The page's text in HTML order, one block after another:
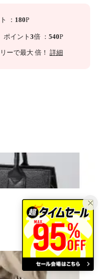
： 180P
ポイント 3倍 ： 540P
リーで最大 倍！ 詳細